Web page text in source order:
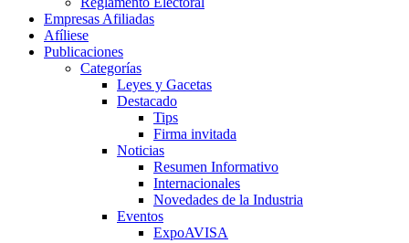
Empresas Afiliadas
Afíliese
Publicaciones
Categorías
Leyes y Gacetas
Destacado
Tips
Firma invitada
Noticias
Resumen Informativo
Internacionales
Novedades de la Industria
Eventos
ExpoAVISA